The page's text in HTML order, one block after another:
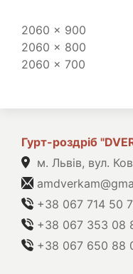
2060 x 900
2060 x 800
2060 x 700
Гурт-роздріб
м. Львів, вул.
+38 067 714 50
+38 067 353 08
+38 067 650 88